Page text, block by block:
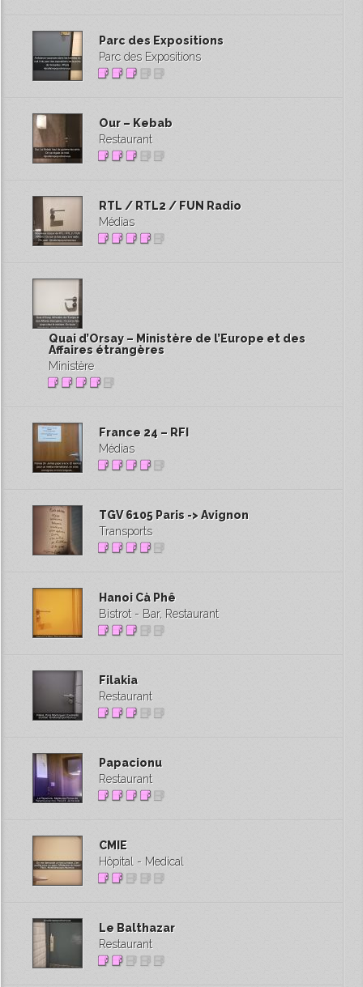
Parc des Expositions
Parc des Expositions
Our – Kebab
Restaurant
RTL / RTL2 / FUN Radio
Médias
Quai d’Orsay – Ministère de l’Europe et des
Affaires étrangères
Ministère
France 24 – RFI
Médias
TGV 6105 Paris -> Avignon
Transports
Hanoi Cà Phê
Bistrot - Bar, Restaurant
Filakia
Restaurant
Papacionu
Restaurant
CMIE
Hôpital - Medical
Le Balthazar
Restaurant